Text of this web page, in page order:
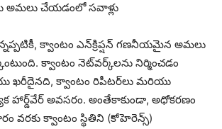
అమలు చేయడంలో సవాళ్లు
క్వాంటం ఎన్‌క్రిప్షన్ గణనీయమైన అమలు
క్వాంటం నెట్‌వర్క్‌లను నిర్మించడం
ఖరీదైనది, క్వాంటం రిపీటర్‌లు మరియు
హార్డ్‌వేర్ అవసరం. అంతేకాకుండా, అధోకరణం
వరకు క్వాంటం స్థితిని (కోహెరెన్స్)